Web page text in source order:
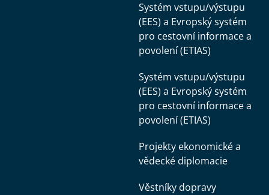
Systém vstupu/výstupu
(EES) a Evropský systém
pro cestovní informace a
povolení (ETIAS)
Systém vstupu/výstupu
(EES) a Evropský systém
pro cestovní informace a
povolení (ETIAS)
Projekty ekonomické a
vědecké diplomacie
Věstníky dopravy